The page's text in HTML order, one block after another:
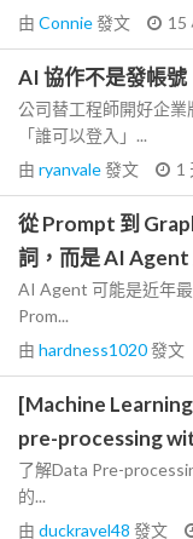
由 Connie發文 15
AI 協作不是發帳
公司替工程師開好企
「誰可以登入」...
由 ryanvale發文 1
從 Prompt 到
詞，而是 AI
AI Agent 可能是近年
Prom...
由 hardness1020發文
[Machine
pre-processing
了解Data Pre-
的...
由 duckravel48 發文